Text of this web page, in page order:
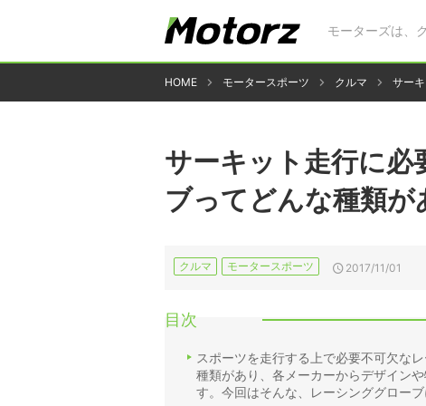
モーターズは、
HOME モータースポーツ クルマ サー
サーキット走行に必
ブってどんな種類が
クルマ モータースポーツ 2017/11/01
目次
スポーツを走行する上で必要不可欠な
種類があり、各メーカーからデザイン
す。今回はそんな、レーシンググロー